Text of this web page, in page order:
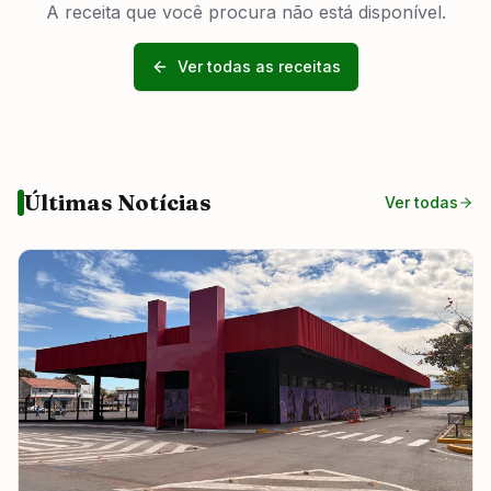
A receita que você procura não está disponível.
Ver todas as receitas
Últimas Notícias Ver todas